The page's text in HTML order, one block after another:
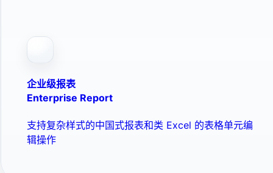
企业级报表
Enterprise Report
支持复杂样式的中国式报表和类 Excel 的表格单元编
辑操作